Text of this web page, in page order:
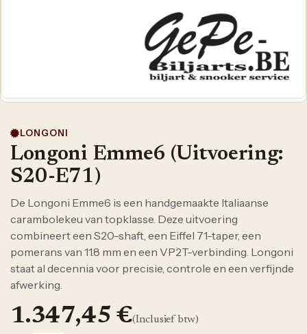
LONGONI
Longoni Emme6 (Uitvoering:
S20-E71)
De Longoni Emme6 is een handgemaakte Italiaanse
carambolekeu van topklasse. Deze uitvoering
combineert een S20-shaft, een Eiffel 71-taper, een
pomerans van 11.8 mm en een VP2T-verbinding. Longoni
staat al decennia voor precisie, controle en een verfijnde
afwerking.
1.347,45 €(Inclusief btw)